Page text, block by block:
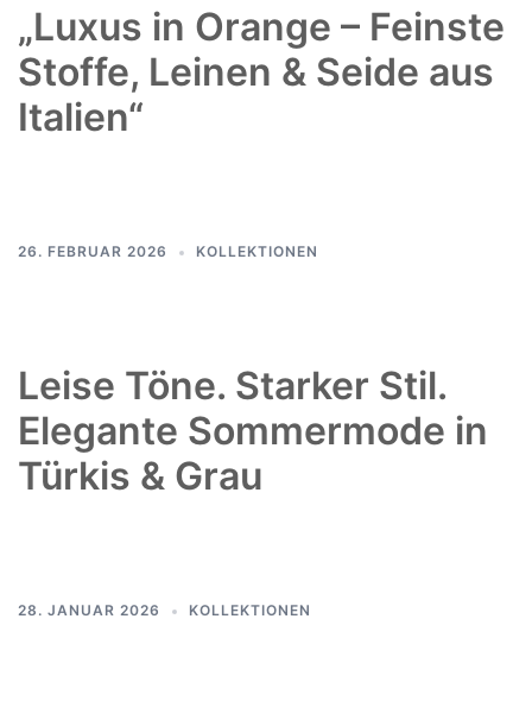
„Luxus in Orange – Feinste
Stoffe, Leinen & Seide aus
Italien“
26. FEBRUAR 2026 KOLLEKTIONEN
Leise Töne. Starker Stil.
Elegante Sommermode in
Türkis & Grau
28. JANUAR 2026 KOLLEKTIONEN